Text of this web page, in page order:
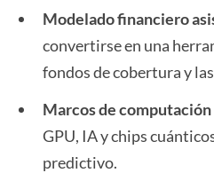
Modelado financiero
convertirse en una
fondos de cobertura y
Marcos de
GPU, IA y chips
predictivo.